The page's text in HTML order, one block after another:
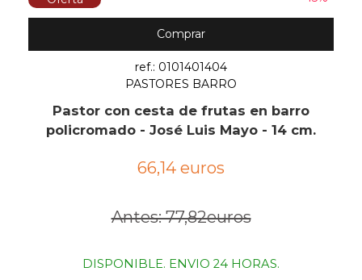
Comprar
ref.: 0101401404
PASTORES BARRO
Pastor con cesta de frutas en barro
policromado - José Luis Mayo - 14 cm.
66,14 euros
Antes: 77,82euros
DISPONIBLE. ENVIO 24 HORAS.